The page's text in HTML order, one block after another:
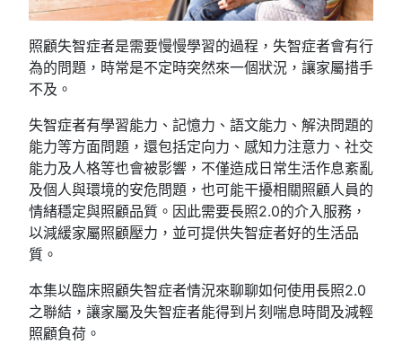
照顧失智症者是需要慢慢學習的過程，失智症者會有行
為的問題，時常是不定時突然來一個狀況，讓家屬措手
不及。
失智症者有學習能力、記憶力、語文能力、解決問題的
能力等方面問題，還包括定向力、感知力注意力、社交
能力及人格等也會被影響，不僅造成日常生活作息紊亂
及個人與環境的安危問題，也可能干擾相關照顧人員的
情緒穩定與照顧品質。因此需要長照2.0的介入服務，
以減緩家屬照顧壓力，並可提供失智症者好的生活品
質。
本集以臨床照顧失智症者情況來聊聊如何使用長照2.0
之聯結，讓家屬及失智症者能得到片刻喘息時間及減輕
照顧負荷。